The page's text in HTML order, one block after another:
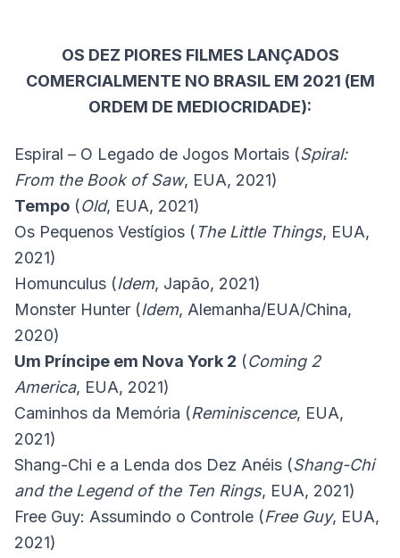
OS DEZ PIORES FILMES LANÇADOS
COMERCIALMENTE NO BRASIL EM 2021 (EM
ORDEM DE MEDIOCRIDADE):
Espiral – O Legado de Jogos Mortais (Spiral:
From the Book of Saw, EUA, 2021)
Tempo (Old, EUA, 2021)
Os Pequenos Vestígios ( The Little Things, EUA,
2021)
Homunculus (Idem, Japão, 2021)
Monster Hunter (Idem, Alemanha/EUA/China,
2020)
Um Príncipe em Nova York 2 (Coming 2
America, EUA, 2021)
Caminhos da Memória (Reminiscence, EUA,
2021)
Shang-Chi e a Lenda dos Dez Anéis (Shang-Chi
and the Legend of the Ten Rings, EUA, 2021)
Free Guy: Assumindo o Controle (Free Guy, EUA,
2021)